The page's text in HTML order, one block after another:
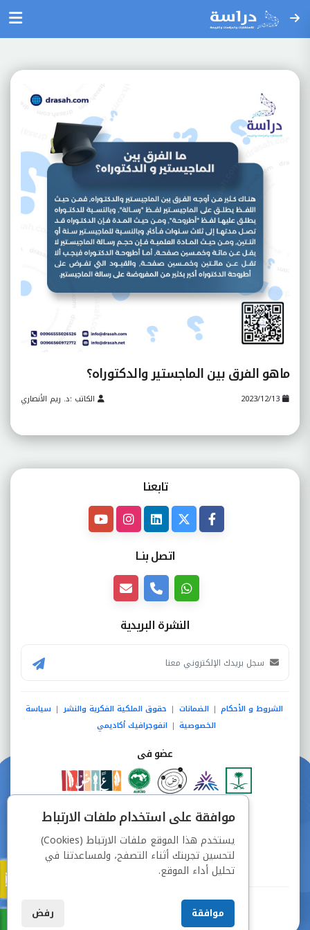
ماهو الفرق بين الماجستير والدكتوراه؟
2023/12/13 الكاتب :د. ريم الأنصاري
تابعنـا
اتصل بنــا
النشرة البريدية
الشروط و الأحكام | الضمانات | حقوق الملكية الفكرية والنشر | سياسة
الخصوصية | انفوجرافيك أكاديمي
عضو فى
دفع آمن من خلال
جميع الحقوق محفوظة © شركة دراسة
موافقة على استخدام ملفات الارتباط
يستخدم هذا الموقع ملفات الارتباط (Cookies)
لتحسين تجربتك أثناء التصفح، ولمساعدتنا في
تحليل أداء الموقع.
موافقة رفض